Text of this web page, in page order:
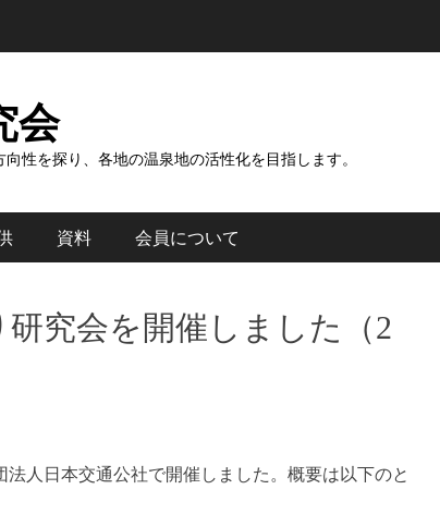
会
性を探り、各地の温泉地の活性化を目指します。
資料 会員について
究会を開催しました（2
法人日本交通公社で開催しました。概要は以下のと